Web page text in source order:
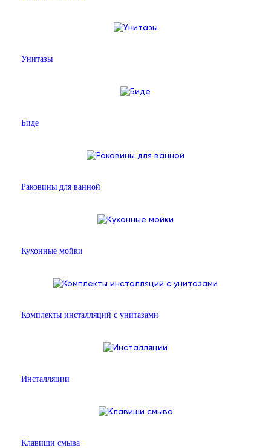
Унитазы
Биде
Раковины для ванной
Кухонные мойки
Комплекты инсталляций с унитазами
Инсталляции
Клавиши смыва